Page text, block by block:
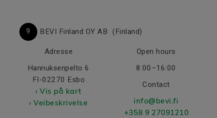
9 BEVI Finland OY AB (Finland)
Adresse
Hannuksenpelto 6
FI-02270 Esbo
› Vis på kart
› Veibeskrivelse
Open hours
8:00–16:00
Contact
info@bevi.fi
+358 9 27091210